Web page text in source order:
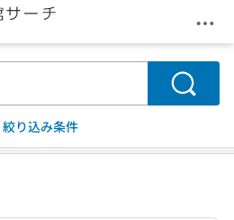
メ
検索
絞り込み条件